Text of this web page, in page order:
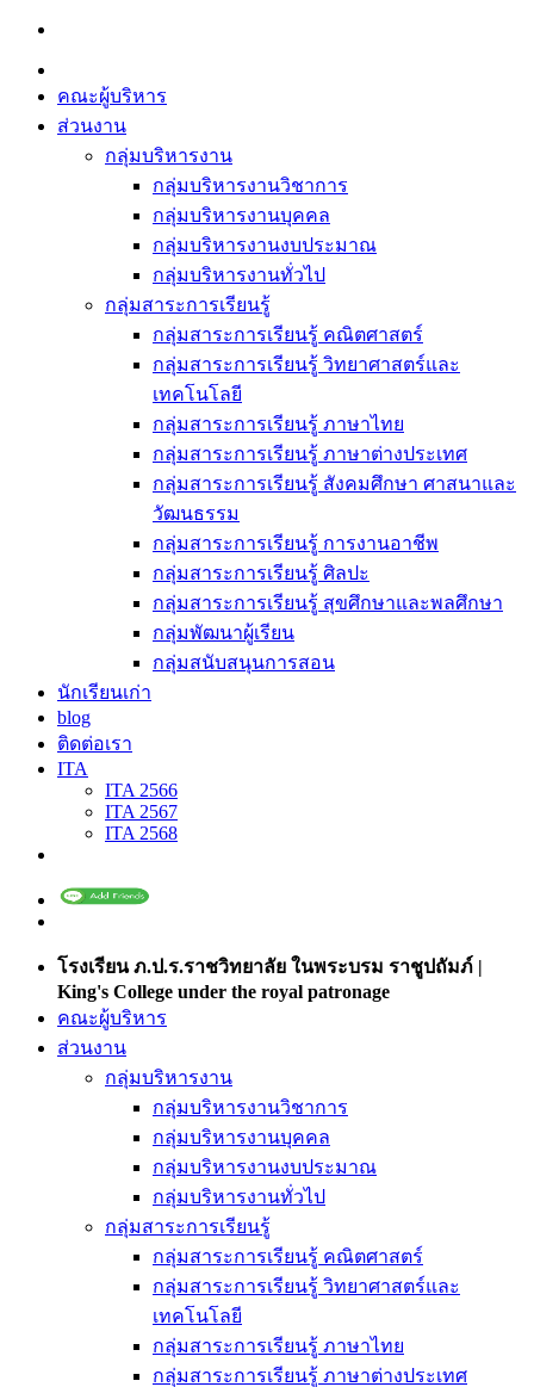
Skip
content
คณะผู้บริหาร
ส่วนงาน
กลุ่มบริหารงาน
กลุ่มบริหารงานวิชาการ
กลุ่มบริหารงานบุคคล
กลุ่มบริหารงานงบประมาณ
กลุ่มบริหารงานทั่วไป
กลุ่มสาระการเรียนรู้
กลุ่มสาระการเรียนรู้ คณิตศาสตร์
กลุ่มสาระการเรียนรู้ วิทยาศาสตร์และ
เทคโนโลยี
กลุ่มสาระการเรียนรู้ ภาษาไทย
กลุ่มสาระการเรียนรู้ ภาษาต่างประเทศ
กลุ่มสาระการเรียนรู้ สังคมศึกษา ศาสนาและ
วัฒนธรรม
กลุ่มสาระการเรียนรู้ การงานอาชีพ
กลุ่มสาระการเรียนรู้ ศิลปะ
กลุ่มสาระการเรียนรู้ สุขศึกษาและพลศึกษา
กลุ่มพัฒนาผู้เรียน
กลุ่มสนับสนุนการสอน
นักเรียนเก่า
blog
ติดต่อเรา
ITA
ITA 2566
ITA 2567
ITA 2568
โรงเรียน ภ.ป.ร.ราชวิทยาลัย ในพระบรม ราชูปถัมภ์ |
King's College under the royal patronage
คณะผู้บริหาร
ส่วนงาน
กลุ่มบริหารงาน
กลุ่มบริหารงานวิชาการ
กลุ่มบริหารงานบุคคล
กลุ่มบริหารงานงบประมาณ
กลุ่มบริหารงานทั่วไป
กลุ่มสาระการเรียนรู้
กลุ่มสาระการเรียนรู้ คณิตศาสตร์
กลุ่มสาระการเรียนรู้ วิทยาศาสตร์และ
เทคโนโลยี
กลุ่มสาระการเรียนรู้ ภาษาไทย
กลุ่มสาระการเรียนรู้ ภาษาต่างประเทศ